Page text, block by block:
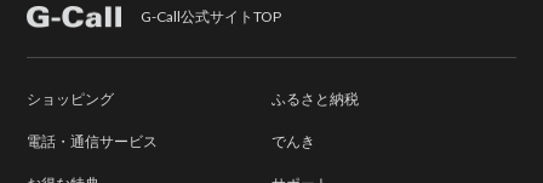
G-Call公式サイトTOP
ショッピング ふるさと納税
電話・通信サービス でんき